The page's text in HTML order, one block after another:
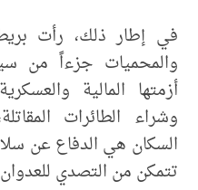
في إطار ذلك، رأت
والمحميات جزءاً من
أزمتها المالية
وشراء الطائرات
السكان هي الدفاع عن
تتمكن من التصدي